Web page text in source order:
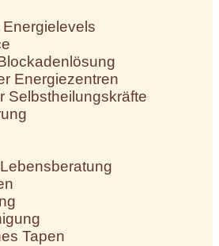
Energiezentren
Selbstheilungskräfte
Tapen